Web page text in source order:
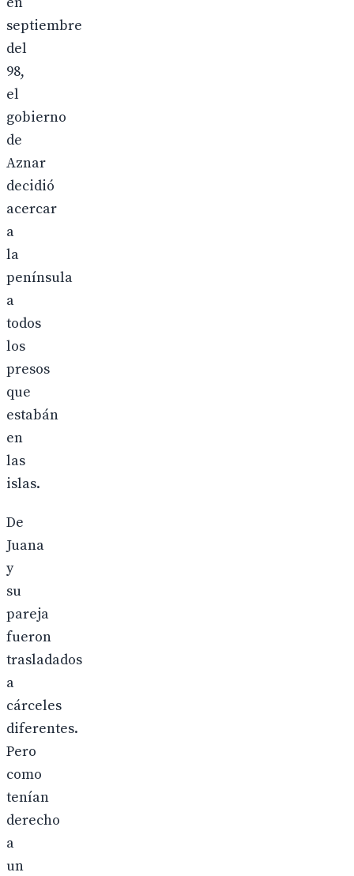
septiembre
del
98,
el
gobierno
de
Aznar
decidió
acercar
a
la
península
a
todos
los
presos
que
estabán
en
las
islas.
De
Juana
y
su
pareja
fueron
trasladados
a
cárceles
diferentes.
Pero
como
tenían
derecho
a
un